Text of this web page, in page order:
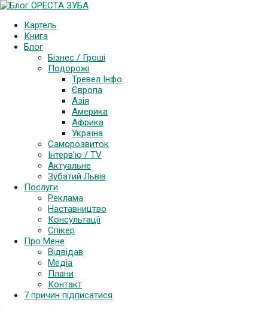
Картель
Книга
Блог
Бізнес / Гроші
Подорожі
Тревел Інфо
Європа
Азія
Америка
Африка
Україна
Саморозвиток
Інтерв’ю / TV
Актуальне
Зубатий Львів
Послуги
Реклама
Наставництво
Консультації
Спікер
Про Мене
Відвідав
Медіа
Плани
Контакт
7 причин підписатися